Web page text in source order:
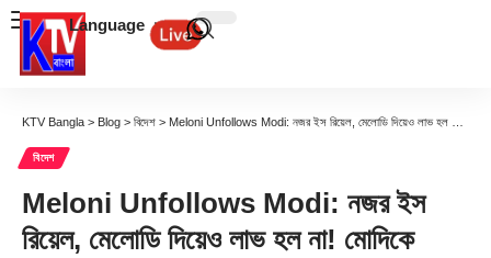
Language
KTV Bangla > Blog > বিদেশ > Meloni Unfollows Modi: নজর ইস রিয়েল, মেলোডি দিয়েও লাভ হল না! মোদিকে আনফলো মেলোনির
বিদেশ
Meloni Unfollows Modi: নজর ইস
রিয়েল, মেলোডি দিয়েও লাভ হল না! মোদিকে